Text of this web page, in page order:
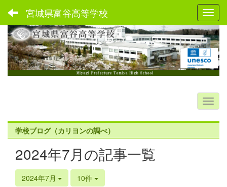
宮城県富谷高等学校
学校ブログ（カリヨンの調べ）
2024年7月の記事一覧
2024年7月 10件